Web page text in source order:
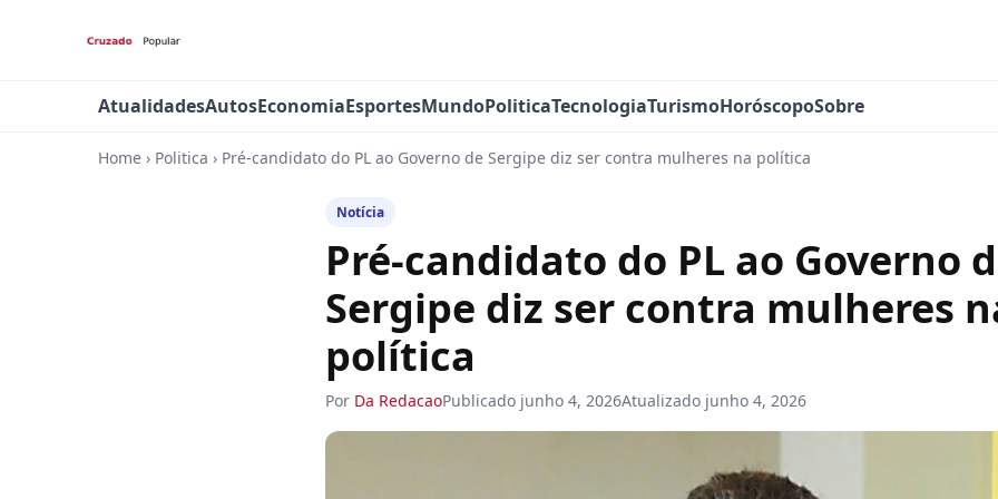
AtualidadesAutosEconomiaEsportesMundoPoliticaTecnologiaTurismoHoróscopoSobre
Home › Politica › Pré-candidato do PL ao Governo de Sergipe diz ser contra mulheres na política
Notícia
Pré-candidato do PL ao Governo
Sergipe diz ser contra mulheres
política
Por Da RedacaoPublicado junho 4, 2026Atualizado junho 4, 2026